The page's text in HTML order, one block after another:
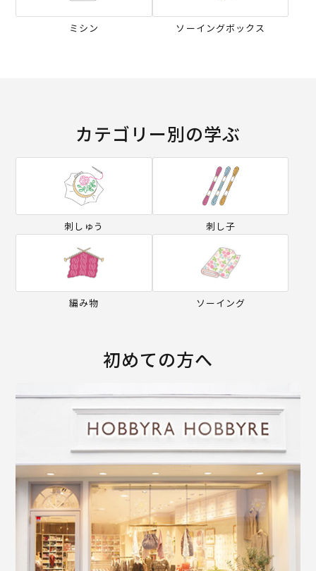
ミシン ソーイングボックス
カテゴリー別の学ぶ
刺しゅう 刺し子
編み物 ソーイング
初めての方へ